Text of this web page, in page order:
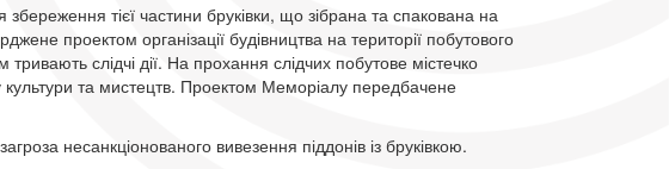
тієї частини бруківки, що зібрана та спакована на
проектом організації будівництва на території побутового
слідчі дії. На прохання слідчих побутове містечко
та мистецтв. Проектом Меморіалу передбачене
несанкціонованого вивезення піддонів із бруківкою.